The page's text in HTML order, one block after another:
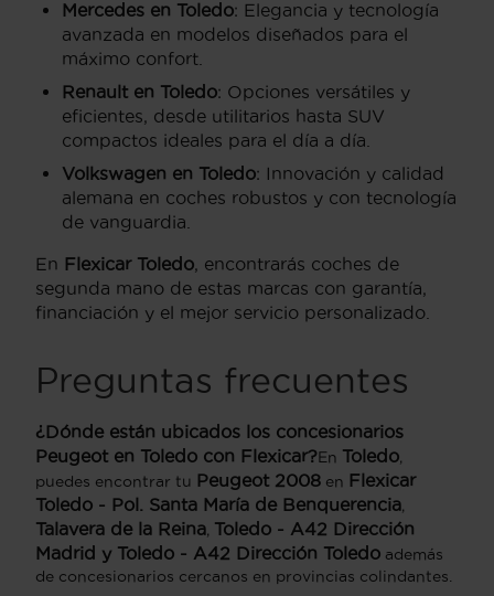
Mercedes en Toledo: Elegancia y tecnología
avanzada en modelos diseñados para el
máximo confort.
Renault en Toledo: Opciones versátiles y
eficientes, desde utilitarios hasta SUV
compactos ideales para el día a día.
Volkswagen en Toledo: Innovación y calidad
alemana en coches robustos y con tecnología
de vanguardia.
En Flexicar Toledo , encontrarás coches de
segunda mano de estas marcas con garantía,
financiación y el mejor servicio personalizado.
Preguntas frecuentes
¿Dónde están ubicados los concesionarios
Peugeot en Toledo con Flexicar?En Toledo,
puedes encontrar tu Peugeot 2008 en Flexicar
Toledo - Pol. Santa María de Benquerencia,
Talavera de la Reina, Toledo - A42 Dirección
Madrid y Toledo - A42 Dirección Toledo además
de concesionarios cercanos en provincias colindantes.